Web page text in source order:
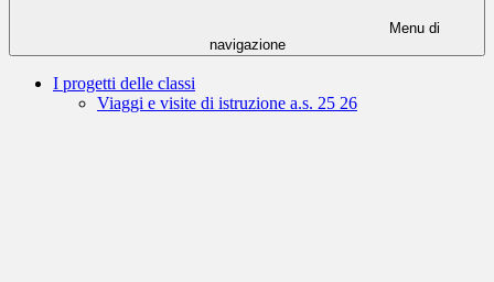
Menu di
navigazione
I progetti delle classi
Viaggi e visite di istruzione a.s. 25 26